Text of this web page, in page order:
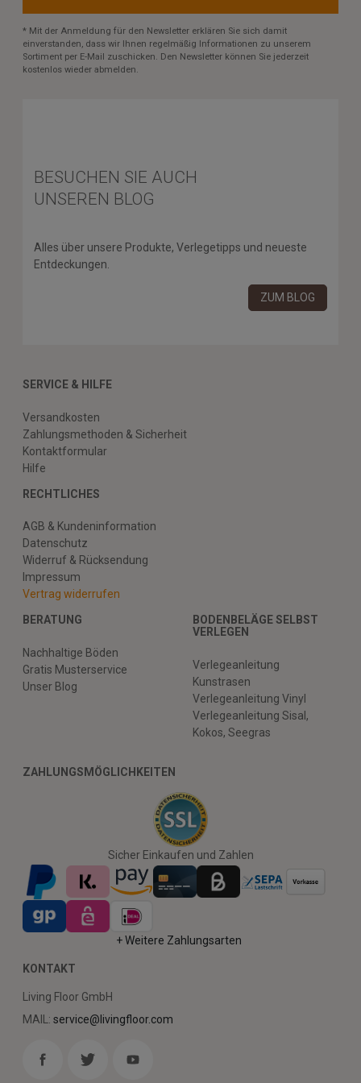
* Mit der Anmeldung für den Newsletter erklären Sie sich damit
einverstanden, dass wir Ihnen regelmäßig Informationen zu unserem
Sortiment per E-Mail zuschicken. Den Newsletter können Sie jederzeit
kostenlos wieder abmelden.
BESUCHEN SIE AUCH
UNSEREN BLOG
Alles über unsere Produkte, Verlegetipps und neueste
Entdeckungen.
ZUM BLOG
SERVICE & HILFE
Versandkosten
Zahlungsmethoden & Sicherheit
Kontaktformular
Hilfe
RECHTLICHES
AGB & Kundeninformation
Datenschutz
Widerruf & Rücksendung
Impressum
Vertrag widerrufen
BERATUNG
Nachhaltige Böden
Gratis Musterservice
Unser Blog
BODENBELÄGE SELBST
VERLEGEN
Verlegeanleitung
Kunstrasen
Verlegeanleitung Vinyl
Verlegeanleitung Sisal,
Kokos, Seegras
ZAHLUNGSMÖGLICHKEITEN
Sicher Einkaufen und Zahlen
+ Weitere Zahlungsarten
KONTAKT
Living Floor GmbH
MAIL: service@livingfloor.com